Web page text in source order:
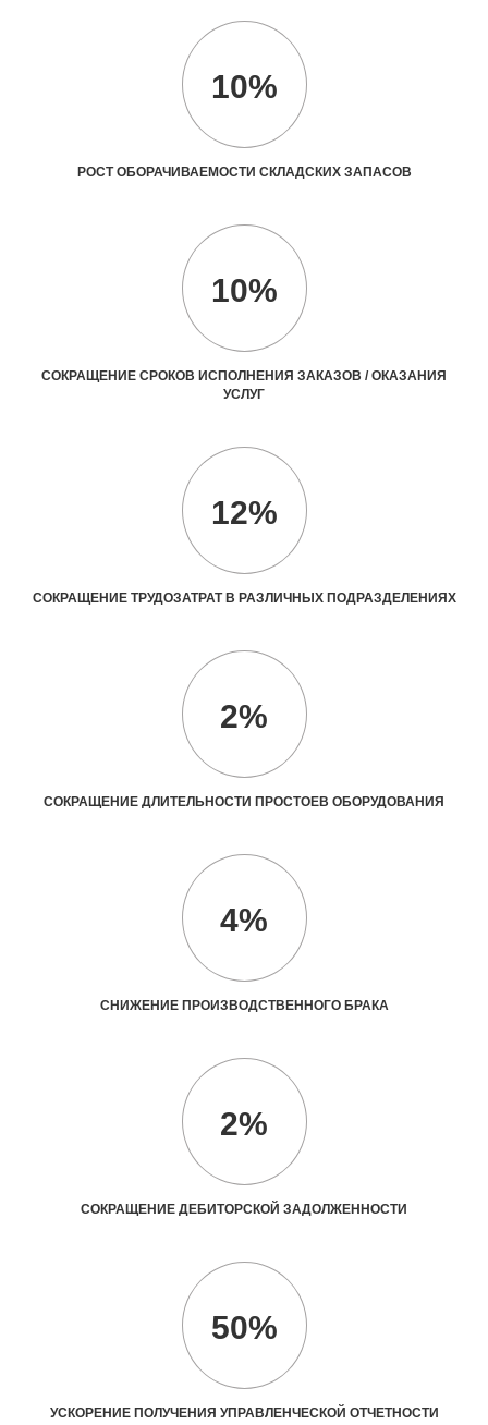
10%
РОСТ ОБОРАЧИВАЕМОСТИ СКЛАДСКИХ ЗАПАСОВ
10%
СОКРАЩЕНИЕ СРОКОВ ИСПОЛНЕНИЯ ЗАКАЗОВ / ОКАЗАНИЯ
УСЛУГ
12%
СОКРАЩЕНИЕ ТРУДОЗАТРАТ В РАЗЛИЧНЫХ ПОДРАЗДЕЛЕНИЯХ
2%
СОКРАЩЕНИЕ ДЛИТЕЛЬНОСТИ ПРОСТОЕВ ОБОРУДОВАНИЯ
4%
СНИЖЕНИЕ ПРОИЗВОДСТВЕННОГО БРАКА
2%
СОКРАЩЕНИЕ ДЕБИТОРСКОЙ ЗАДОЛЖЕННОСТИ
50%
УСКОРЕНИЕ ПОЛУЧЕНИЯ УПРАВЛЕНЧЕСКОЙ ОТЧЕТНОСТИ